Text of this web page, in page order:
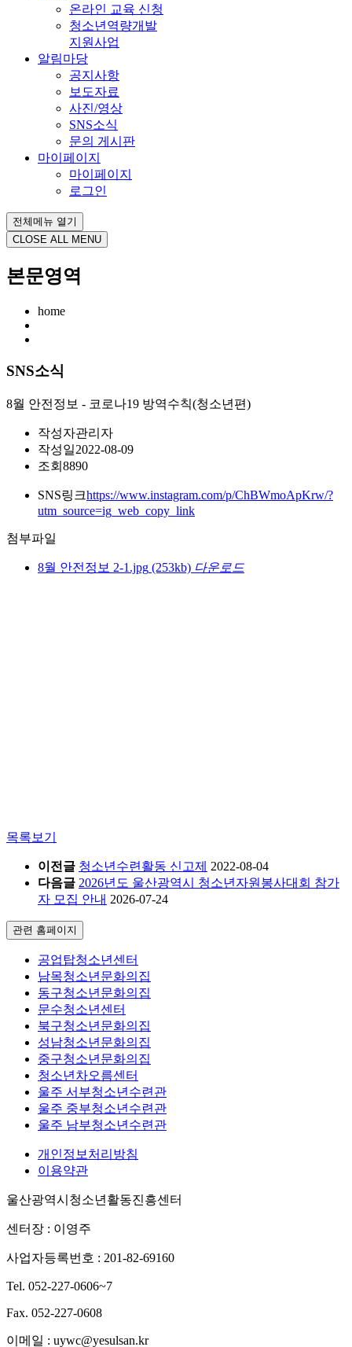
온라인 교육 신청
청소년역량개발
지원사업
알림마당
공지사항
보도자료
사진/영상
SNS소식
문의 게시판
마이페이지
마이페이지
로그인
전체메뉴 열기
CLOSE ALL MENU
본문영역
home
SNS소식
8월 안전정보 - 코로나19 방역수칙(청소년편)
작성자관리자
작성일2022-08-09
조회 8890
SNS링크https://www.instagram.com/p/ChBWmoApKrw/?
utm_source=ig_web_copy_link
첨부파일
8월 안전정보 2-1.jpg (253kb) 다운로드
목록보기
이전글 청소년수련활동 신고제 2022-08-04
다음글 2026년도 울산광역시 청소년자원봉사대회 참가
자 모집 안내 2026-07-24
관련 홈페이지
공업탑청소년센터
남목청소년문화의집
동구청소년문화의집
문수청소년센터
북구청소년문화의집
성남청소년문화의집
중구청소년문화의집
청소년차오름센터
울주 서부청소년수련관
울주 중부청소년수련관
울주 남부청소년수련관
개인정보처리방침
이용약관
울산광역시청소년활동진흥센터
센터장 : 이영주
사업자등록번호 : 201-82-69160
Tel. 052-227-0606~7
Fax. 052-227-0608
이메일 : uywc@yesulsan.kr